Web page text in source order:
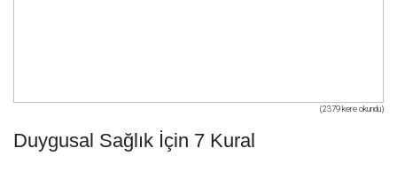
(2379 kere okundu)
Duygusal Sağlık İçin 7 Kural